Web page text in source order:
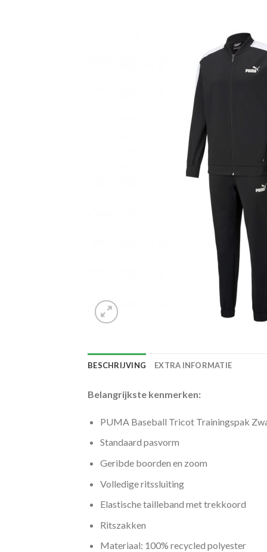
BESCHRIJVING EXTRA INFORMATIE
Belangrijkste kenmerken:
PUMA Baseball Tricot Trainingspak
Standaard pasvorm
Geribde boorden en zoom
Volledige ritssluiting
Elastische tailleband met trekkoord
Ritszakken
Materiaal: 100% recycled polyester